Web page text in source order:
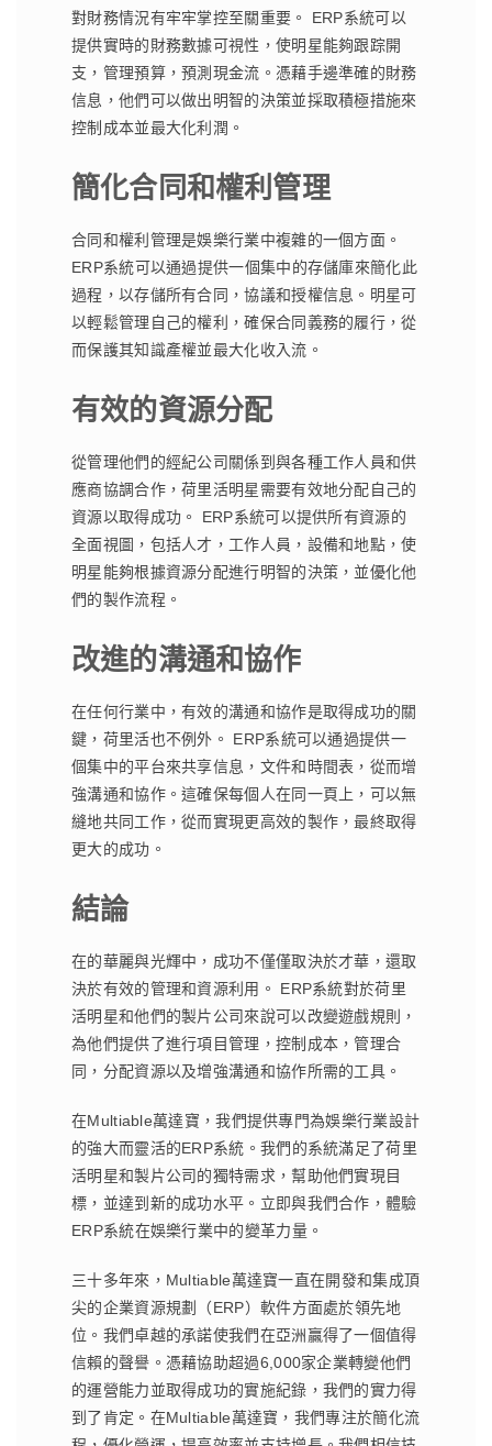
對財務情況有牢牢掌控至關重要。 ERP系統可以
提供實時的財務數據可視性，使明星能夠跟踪開
支，管理預算，預測現金流。憑藉手邊準確的財務
信息，他們可以做出明智的決策並採取積極措施來
控制成本並最大化利潤。
簡化合同和權利管理
合同和權利管理是娛樂行業中複雜的一個方面。
ERP系統可以通過提供一個集中的存儲庫來簡化此
過程，以存儲所有合同，協議和授權信息。明星可
以輕鬆管理自己的權利，確保合同義務的履行，從
而保護其知識產權並最大化收入流。
有效的資源分配
從管理他們的經紀公司關係到與各種工作人員和供
應商協調合作，荷里活明星需要有效地分配自己的
資源以取得成功。 ERP系統可以提供所有資源的
全面視圖，包括人才，工作人員，設備和地點，使
明星能夠根據資源分配進行明智的決策，並優化他
們的製作流程。
改進的溝通和協作
在任何行業中，有效的溝通和協作是取得成功的關
鍵，荷里活也不例外。 ERP系統可以通過提供一
個集中的平台來共享信息，文件和時間表，從而增
強溝通和協作。這確保每個人在同一頁上，可以無
縫地共同工作，從而實現更高效的製作，最終取得
更大的成功。
結論
在的華麗與光輝中，成功不僅僅取決於才華，還取
決於有效的管理和資源利用。 ERP系統對於荷里
活明星和他們的製片公司來說可以改變遊戲規則，
為他們提供了進行項目管理，控制成本，管理合
同，分配資源以及增強溝通和協作所需的工具。
在Multiable萬達寶，我們提供專門為娛樂行業設計
的強大而靈活的ERP系統。我們的系統滿足了荷里
活明星和製片公司的獨特需求，幫助他們實現目
標，並達到新的成功水平。立即與我們合作，體驗
ERP系統在娛樂行業中的變革力量。
三十多年來，Multiable萬達寶一直在開發和集成頂
尖的企業資源規劃（ERP）軟件方面處於領先地
位。我們卓越的承諾使我們在亞洲贏得了一個值得
信賴的聲譽。憑藉協助超過6,000家企業轉變他們
的運營能力並取得成功的實施紀錄，我們的實力得
到了肯定。在Multiable萬達寶，我們專注於簡化流